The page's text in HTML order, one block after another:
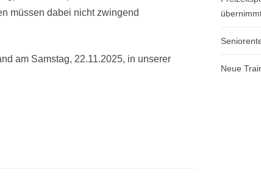
müssen dabei nicht zwingend
am Samstag, 22.11.2025, in unserer
Neue